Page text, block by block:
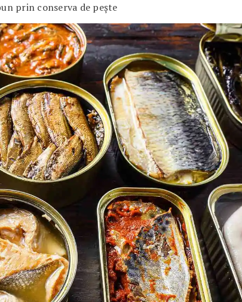
prin conserva de pește